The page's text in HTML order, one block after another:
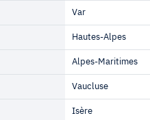
Var
Hautes-Alpes
Alpes-Maritimes
Vaucluse
Isère